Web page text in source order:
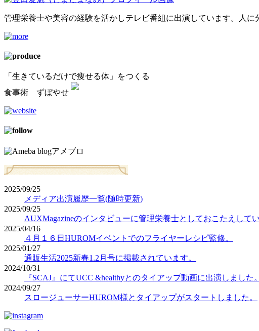
管理栄養士や美容の経験を活かしテレビ番組に出演しています。人に
「生きているだけで痩せる体」をつくる
食事術 ずぼやせ
アメブロ
2025/09/25
メディア出演履歴一覧(随時更新)
2025/09/25
AUXMagazineのインタビューに管理栄養士としておこたえしてい
2025/04/16
４月１６日HUROMイベントでのフライヤーレシピ監修。
2025/01/27
通販生活2025新春1.2月号に掲載されています。
2024/10/31
『SCAJ』にてUCC &healthyとのタイアップ動画に出演しました。
2024/09/27
スロージューサーHUROM様とタイアップがスタートしました。